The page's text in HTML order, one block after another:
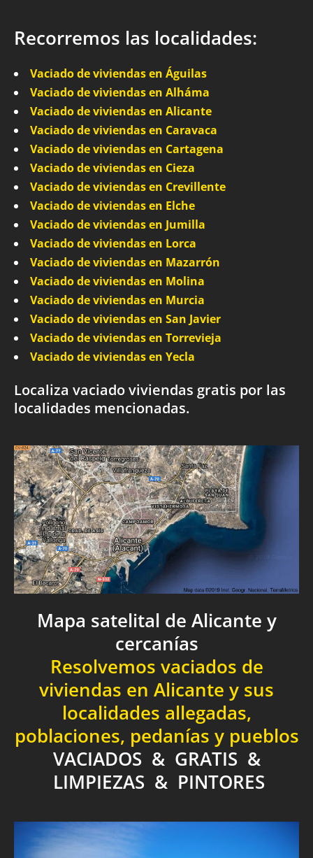
Recorremos las localidades:
Vaciado de viviendas en Águilas
Vaciado de viviendas en Alháma
Vaciado de viviendas en Alicante
Vaciado de viviendas en Caravaca
Vaciado de viviendas en Cartagena
Vaciado de viviendas en Cieza
Vaciado de viviendas en Crevillente
Vaciado de viviendas en Elche
Vaciado de viviendas en Jumilla
Vaciado de viviendas en Lorca
Vaciado de viviendas en Mazarrón
Vaciado de viviendas en Molina
Vaciado de viviendas en Murcia
Vaciado de viviendas en San Javier
Vaciado de viviendas en Torrevieja
Vaciado de viviendas en Yecla
Localiza vaciado viviendas gratis por las
localidades mencionadas.
Mapa satelital de Alicante y
cercanías
Resolvemos vaciados de
viviendas en Alicante y sus
localidades allegadas,
poblaciones, pedanías y pueblos
VACIADOS & GRATIS &
LIMPIEZAS & PINTORES